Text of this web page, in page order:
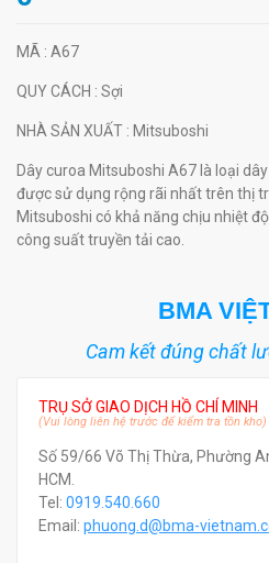
MÃ : A67
QUY CÁCH : Sợi
NHÀ SẢN XUẤT : Mitsuboshi
Dây curoa Mitsuboshi A67 là loại
được sử dụng rộng rãi nhất trên thị
Mitsuboshi có khả năng chịu nhiệt
công suất truyền tải cao.
BMA
Cam kết đúng chất
TRỤ SỞ GIAO DỊCH HỒ CHÍ MINH
(Vui lòng liên hệ trước để kiểm tra tồn kho)
Số 59/66 Võ Thị Thừa, Phường
HCM.
Tel: 0919.540.660
Email: phuong.d@bma-